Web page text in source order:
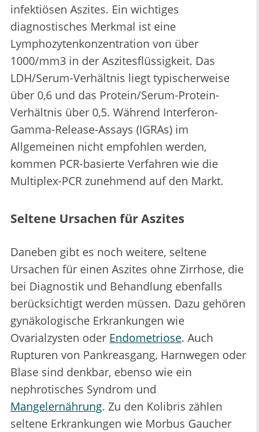
infektiösen Aszites. Ein wichtiges
diagnostisches Merkmal ist eine
Lymphozytenkonzentration von über
1000/mm3 in der Aszitesflüssigkeit. Das
LDH/Serum-Verhältnis liegt typischerweise
über 0,6 und das Protein/Serum-Protein-
Verhältnis über 0,5. Während Interferon-
Gamma-Release-Assays (IGRAs) im
Allgemeinen nicht empfohlen werden,
kommen PCR-basierte Verfahren wie die
Multiplex-PCR zunehmend auf den Markt.
Seltene Ursachen für Aszites
Daneben gibt es noch weitere, seltene
Ursachen für einen Aszites ohne Zirrhose, die
bei Diagnostik und Behandlung ebenfalls
berücksichtigt werden müssen. Dazu gehören
gynäkologische Erkrankungen wie
Ovarialzysten oder Endometriose. Auch
Rupturen von Pankreasgang, Harnwegen oder
Blase sind denkbar, ebenso wie ein
nephrotisches Syndrom und
Mangelernährung. Zu den Kolibris zählen
seltene Erkrankungen wie Morbus Gaucher